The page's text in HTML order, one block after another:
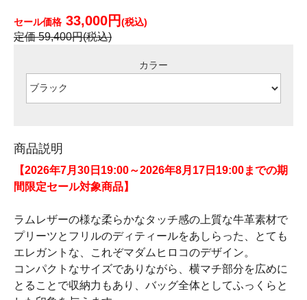
セール価格 33,000円(税込)
定価 59,400円(税込)
カラー
商品説明
【2026年7月30日19:00～2026年8月17日19:00までの期
間限定セール対象商品】
ラムレザーの様な柔らかなタッチ感の上質な牛革素材で
プリーツとフリルのディティールをあしらった、とても
エレガントな、これぞマダムヒロコのデザイン。
コンパクトなサイズでありながら、横マチ部分を広めに
とることで収納力もあり、バッグ全体としてふっくらと